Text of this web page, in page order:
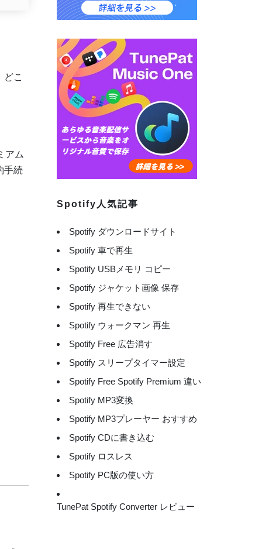
こ
アム
手続
Spotify人気記事
Spotify ダウンロードサイト
Spotify 車で再生
Spotify USBメモリ コピー
Spotify ジャケット画像 保存
Spotify 再生できない
Spotify ウォークマン 再生
Spotify Free 広告消す
Spotify スリープタイマー設定
Spotify Free Spotify Premium 違い
Spotify MP3変換
Spotify MP3プレーヤー おすすめ
Spotify CDに書き込む
Spotify ロスレス
Spotify PC版の使い方
TunePat Spotify Converter レビュー